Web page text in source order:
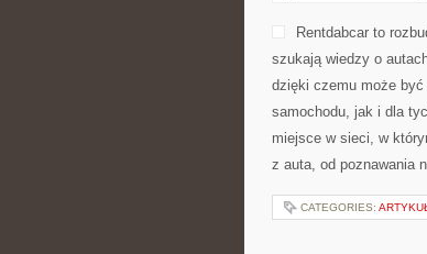
Rentdabcar to
szukają wiedzy o
dzięki czemu może
samochodu, jak i dla
miejsce w sieci, w
z auta, od poznawania
CATEGORIES: